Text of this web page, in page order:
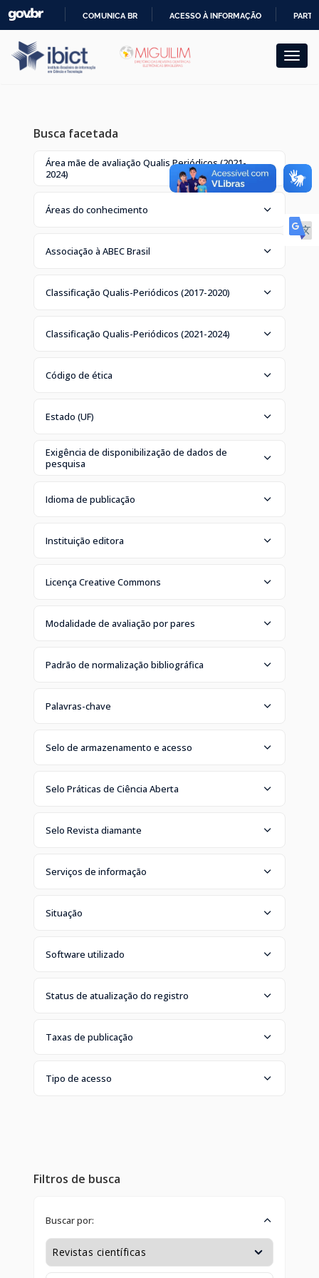
navigation
PARA
O
COMUNICA BR ACESSO À INFORMAÇÃO
Busca facetada
Área mãe de avaliação Qualis Periódicos (2021-
2024)
Áreas do conhecimento
Associação à ABEC Brasil
Classificação Qualis-Periódicos (2017-2020)
Classificação Qualis-Periódicos (2021-2024)
Código de ética
Estado (UF)
Exigência de disponibilização de dados de
pesquisa
Idioma de publicação
Instituição editora
Licença Creative Commons
Modalidade de avaliação por pares
Padrão de normalização bibliográfica
Palavras-chave
Selo de armazenamento e acesso
Selo Práticas de Ciência Aberta
Selo Revista diamante
Serviços de informação
Situação
Software utilizado
Status de atualização do registro
Taxas de publicação
Tipo de acesso
Filtros de busca
Buscar por: